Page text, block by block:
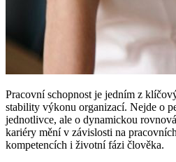
Pracovní schopnost je jedním z
stability výkonu organizací. Nejde o
jednotlivce, ale o dynamickou
kariéry mění v závislosti na
kompetencích i životní fázi člověka.